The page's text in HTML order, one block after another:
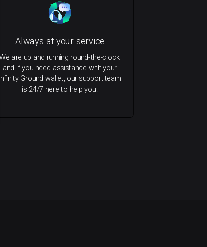
Always at your service
We are up and running round-the-clock
and if you need assistance with your
Infinity Ground wallet, our support team
is 24/7 here to help you.